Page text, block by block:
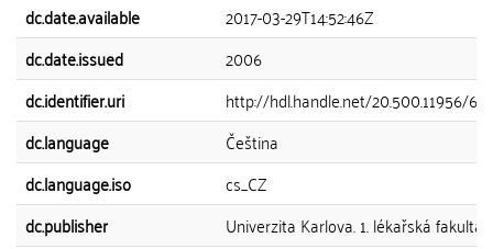
dc.date.available
2017-03-29T14:52:46Z
dc.date.issued
2006
dc.identifier.uri
http://hdl.handle.net/20.500.11956/
dc.language
Čeština
dc.language.iso
cs_CZ
dc.publisher
Univerzita Karlova. 1. lékařská fakulta